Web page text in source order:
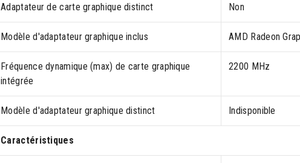
Adaptateur de carte graphique distinct Non
Modèle d'adaptateur graphique inclus AMD Radeon
Fréquence dynamique (max) de carte graphique
intégrée
2200 MHz
Modèle d'adaptateur graphique distinct Indisponible
Caractéristiques